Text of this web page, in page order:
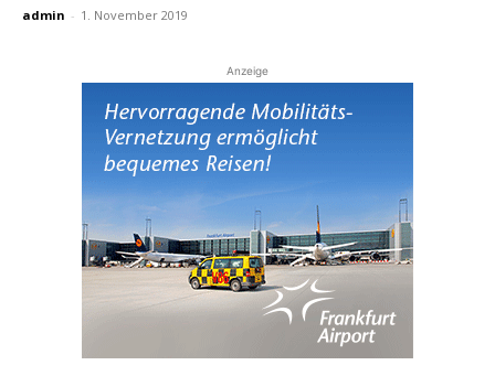
admin - 1. November 2019
Anzeige